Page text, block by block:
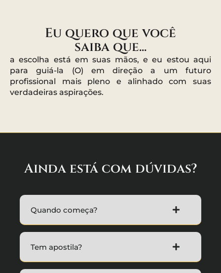
Eu quero que você
saiba que...
a escolha está em suas mãos, e eu estou aqui
para guiá-la (O) em direção a um futuro
profissional mais pleno e alinhado com suas
verdadeiras aspirações.
Ainda está com dúvidas?
Quando começa?
Tem apostila?